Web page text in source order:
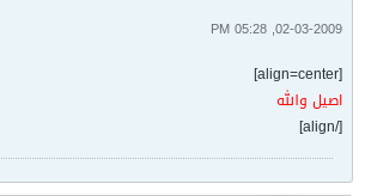
02-03-2009, 05:28 PM
[align=center]
اصيل والله
[/align]